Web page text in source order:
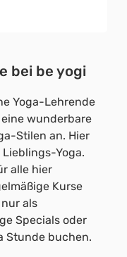
bei be yogi
Yoga-Lehrende
wunderbare
Stilen an. Hier
Yoga.
alle hier
Kurse
als
Specials oder
Stunde buchen.